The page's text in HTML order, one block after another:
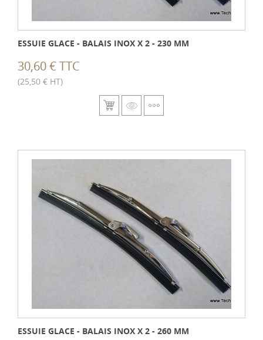
ESSUIE GLACE - BALAIS INOX X 2 - 230 MM
30,60 € TTC
(25,50 € HT)
ESSUIE GLACE - BALAIS INOX X 2 - 260 MM